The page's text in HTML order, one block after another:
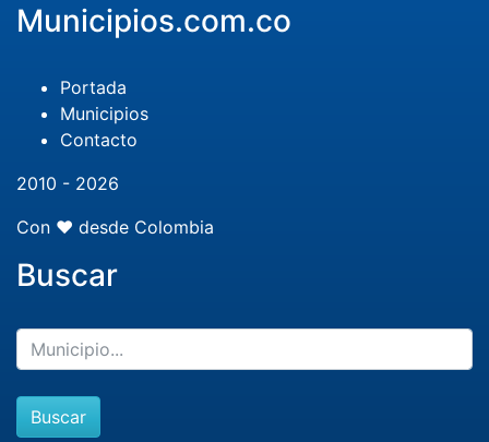
Municipios.com.co
Portada
Municipios
Contacto
2010 - 2026
Con ❤️ desde Colombia
Buscar
Buscar